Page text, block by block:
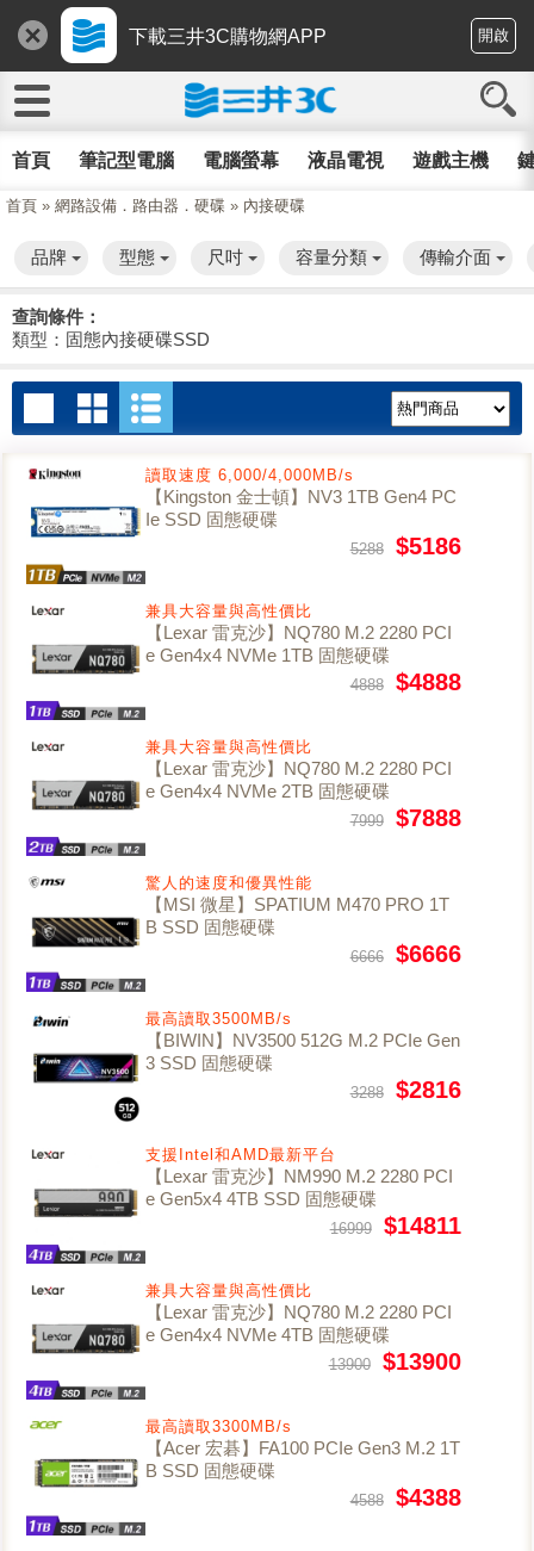
下載三井3C購物網APP 開啟
首頁 筆記型電腦 電腦螢幕 液晶電視 遊戲主機
首頁 » 網路設備．路由器．硬碟 » 內接硬碟
品牌 型態 尺吋 容量分類 傳輸介面
查詢條件：
類型：固態內接硬碟SSD
讀取速度 6,000/4,000MB/s
【Kingston 金士頓】NV3 1TB Gen4 PC
Ie SSD 固態硬碟
5288 $5186
兼具大容量與高性價比
【Lexar 雷克沙】NQ780 M.2 2280 PCI
e Gen4x4 NVMe 1TB 固態硬碟
4888 $4888
兼具大容量與高性價比
【Lexar 雷克沙】NQ780 M.2 2280 PCI
e Gen4x4 NVMe 2TB 固態硬碟
7999 $7888
驚人的速度和優異性能
【MSI 微星】SPATIUM M470 PRO 1T
B SSD 固態硬碟
6666 $6666
最高讀取3500MB/s
【BIWIN】NV3500 512G M.2 PCIe Gen
3 SSD 固態硬碟
3288 $2816
支援Intel和AMD最新平台
【Lexar 雷克沙】NM990 M.2 2280 PCI
e Gen5x4 4TB SSD 固態硬碟
16999 $14811
兼具大容量與高性價比
【Lexar 雷克沙】NQ780 M.2 2280 PCI
e Gen4x4 NVMe 4TB 固態硬碟
13900 $13900
最高讀取3300MB/s
【Acer 宏碁】FA100 PCIe Gen3 M.2 1T
B SSD 固態硬碟
4588 $4388